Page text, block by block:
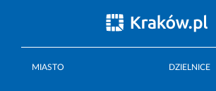
MIASTO DZIELNICE